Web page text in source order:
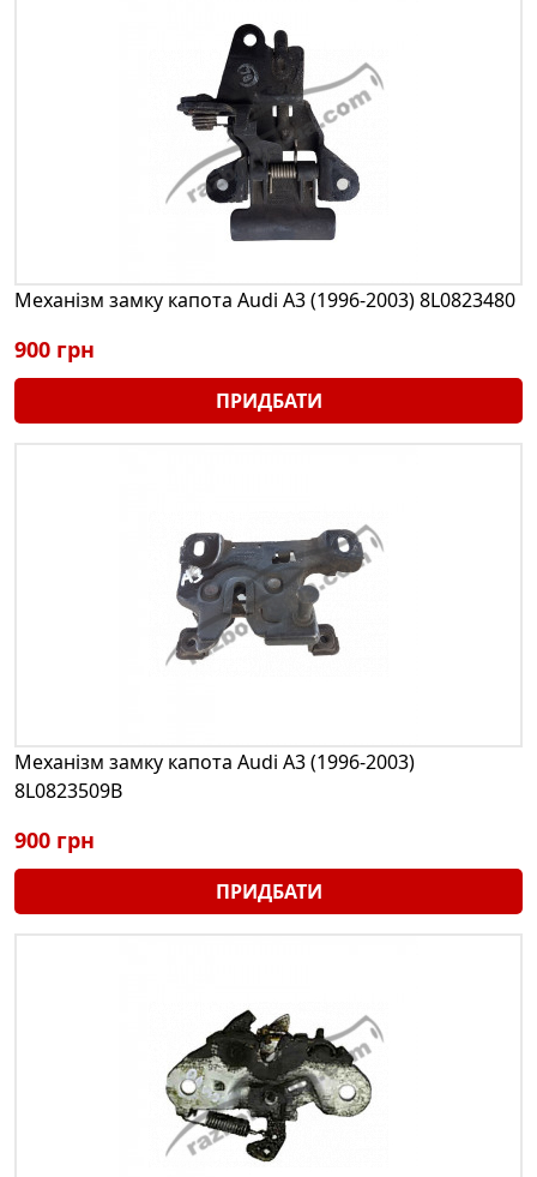
Механізм замку капота Audi A3 (1996-2003) 8L0823480
900 грн
ПРИДБАТИ
Механізм замку капота Audi A3 (1996-2003)
8L0823509B
900 грн
ПРИДБАТИ